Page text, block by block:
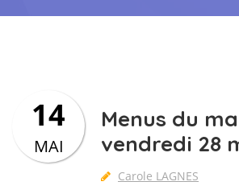
L’APEL
Menus du
vendredi 28
Carole LAGNES
14
MAI